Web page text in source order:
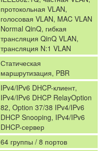
протокольная VLAN,
голосовая VLAN, MAC VLAN
Normal QinQ, гибкая
трансляция QinQ VLAN,
трансляция N:1 VLAN
Статическая
маршрутизация, PBR
IPv4/IPv6 DHCP-клиент,
IPv4/IPv6 DHCP RelayOption
82, Option 37/38 IPv4/IPv6
DHCP Snooping, IPv4/IPv6
DHCP-сервер
64 группы / 8 портов